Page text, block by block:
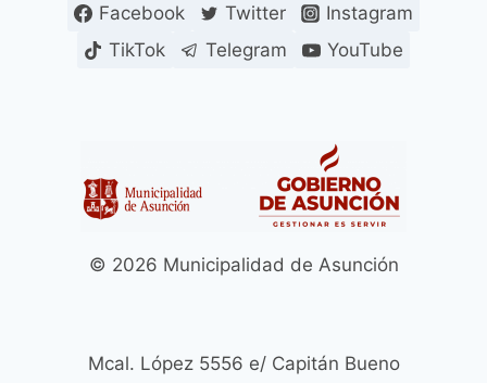
Facebook Twitter
Instagram
TikTok
Telegram YouTube
© 2026 Municipalidad de Asunción
Mcal. López 5556 e/ Capitán Bueno